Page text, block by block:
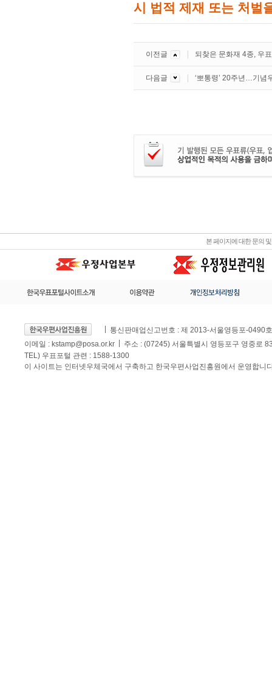
시 법적 제재 또는 처벌
이전글 되찾은 문화재 4종, 우
다음글 ‘뽀통령’ 20주년…기념
본 페이지에 대한 문의
통신판매업신고번호 : 제 2013-서울영등포-0490호
이메일 : kstamp@posa.or.kr
주소 : (07245) 서울특별시 영등포구 영중로
TEL) 우표포털 관련 : 1588-1300
이 사이트는 인터넷우체국에서 구축하고 한국우편사업진흥원에서 운영합니